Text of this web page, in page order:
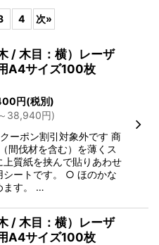
む
4 次»
/ 木目：横）レーザ
A4サイズ100枚
円(税別)
～38,940円)
ーポン割引対象外です 商
間伐材を含む）を薄くス
上質紙を挟んで貼りあわせ
シートです。 ○ ほのかな
ます。 …
/ 木目：横）レーザ
A4サイズ100枚